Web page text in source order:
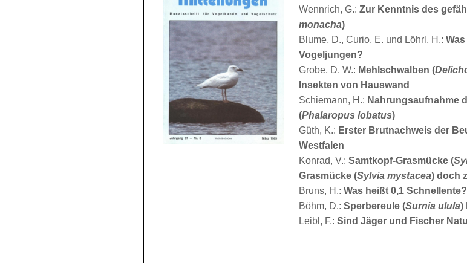
Wennrich, G.: Zur Kenntnis des
monacha)
Blume, D., Curio, E. und Löhrl, H.:
Vogeljungen?
Grobe, D. W.: Mehlschwalben (
Insekten von Hauswand
Schiemann, H.: Nahrungsaufnahme
(Phalaropus lobatus)
Güth, K.: Erster Brutnachweis der
Westfalen
Konrad, V.: Samtkopf-Grasmücke (
Grasmücke (Sylvia mystacea) doch
Bruns, H.: Was heißt 0,1 Schnellente?
Böhm, D.: Sperbereule (Surnia ulula)
Leibl, F.: Sind Jäger und Fischer